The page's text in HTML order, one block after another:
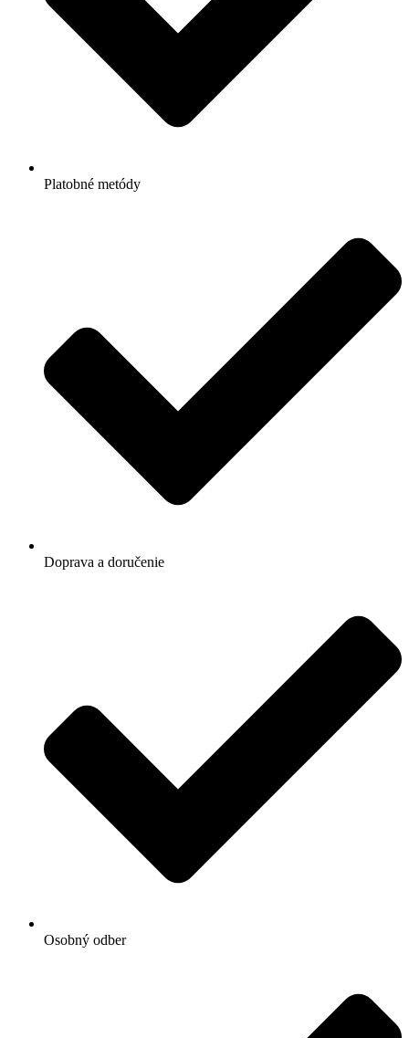
Platobné metódy
Doprava a doručenie
Osobný odber